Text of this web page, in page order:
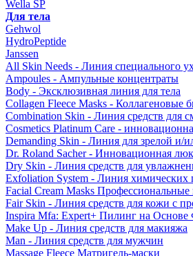
Wella SP
Для тела
Gehwol
HydroPeptide
Janssen
All Skin Needs - Линия специального
Ampoules - Ампульные концентраты
Body - Эксклюзивная линия для тела
Collagen Fleece Masks - Коллагеновые
Combination Skin - Линия средств для
Cosmetics Platinum Care -
Demanding Skin - Линия для зрелой и/
Dr. Roland Sacher - Инновационная
Dry Skin - Линия средств для
Exfoliation System - Линия химических
Facial Cream Masks
Fair Skin - Линия средств для кожи с
Inspira Mfa: Expert+ Пилинг на
Make Up - Линия средств для макияжа
Man - Линия средств для мужчин
Massage Fleece Матригель-маски